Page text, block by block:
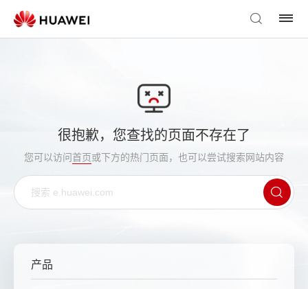
很抱歉，您查找的页面不存在了
您可以访问首页或下方的热门页面，也可以尝试搜索网站内容
产品